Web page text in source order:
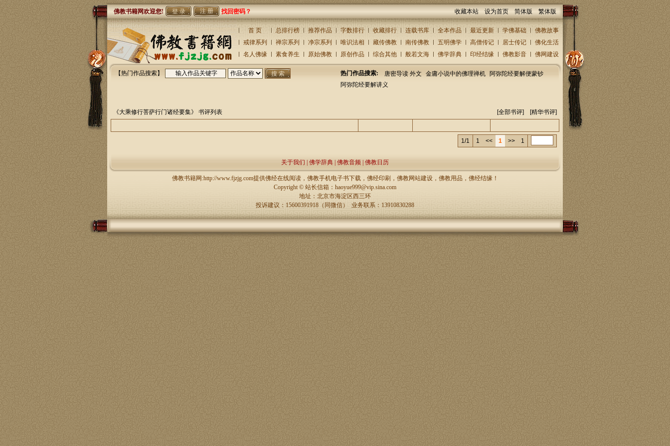
佛教书籍网欢迎您! 注 册 找回密码？ 收藏本站 设为首页 简体版 繁体版
首 页 总排行榜 推荐作品 字数排行 收藏排行 连载书库 全本作品 最近更新 学佛基础
佛教故事
戒律系列
禅宗系列 净宗系列 唯识法相 藏传佛教 南传佛教 五明佛学 高僧传记 居士传记
佛化生活
名人佛缘
素食养生 原始佛教 原创作品 综合其他 般若文海 佛学辞典 印经结缘 佛教影音 佛网建设
【热门作品搜索】 热门作品搜索: 唐密导读 外文 金庸小说中的佛理禅机
阿弥陀经要解便蒙钞
阿弥陀经要解讲义
《大乘修行菩萨行门诸经要集》 书评列表 [全部书评] [精华书评]
1/1 1 << 1 >> 1
关于我们 佛学辞典 佛教音频 佛教日历
佛教书籍网:http://www.fjzjg.com提供佛经在线阅读，佛教手机电子书下载，佛经印刷，佛教网站建设，佛教用品，佛经结缘！
Copyright © 站长信箱：haoyue999@vip.sina.com
地址：北京市海淀区西三环
投诉建议：15600391918（同微信） 业务联系：13910830288